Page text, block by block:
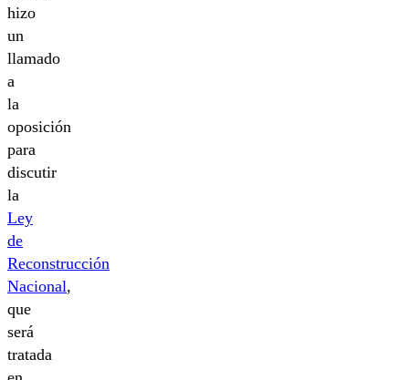
hizo
un
llamado
a
la
oposición
para
discutir
la
Ley
de
Reconstrucción
Nacional,
que
será
tratada